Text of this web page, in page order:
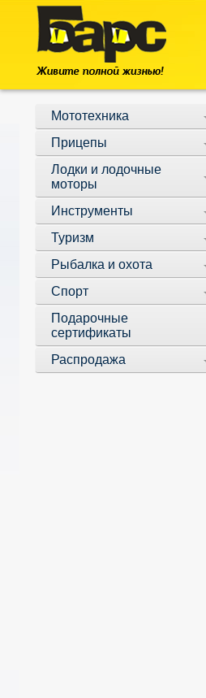
Мототехника
Прицепы
Лодки и лодочные
моторы
Инструменты
Туризм
Рыбалка и охота
Спорт
Подарочные
сертификаты
Распродажа